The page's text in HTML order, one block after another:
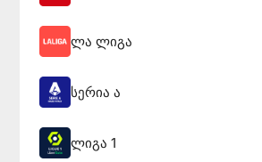
ლა ლიგა
სერია ა
ლიგა 1